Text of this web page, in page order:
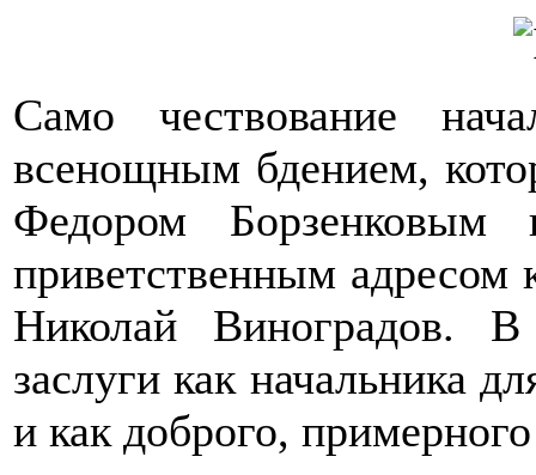
Само чествование
всенощным бдением,
Федором
приветственным адресом
Николай Виноградов.
заслуги как начальника
и как доброго,